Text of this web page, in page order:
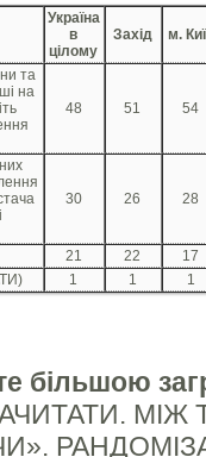
Україна
в
цілому
Захід м.
та
на
48 51 54
30 26 28
21 22
17
1 1 1
більшою